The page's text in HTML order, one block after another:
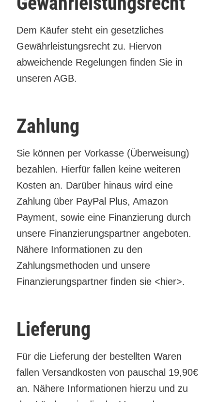
Dem Käufer steht ein gesetzliches
Gewährleistungsrecht zu. Hiervon
abweichende Regelungen finden Sie in
unseren AGB.
Zahlung
Sie können per Vorkasse (Überweisung)
bezahlen. Hierfür fallen keine weiteren
Kosten an. Darüber hinaus wird eine
Zahlung über PayPal Plus, Amazon
Payment, sowie eine Finanzierung durch
unsere Finanzierungspartner angeboten.
Nähere Informationen zu den
Zahlungsmethoden und unsere
Finanzierungspartner finden sie <hier>.
Lieferung
Für die Lieferung der bestellten Waren
fallen Versandkosten von pauschal 19,90€
an. Nähere Informationen hierzu und zu